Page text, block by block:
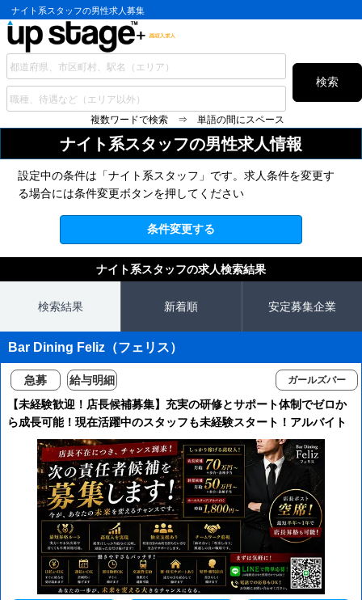
ナイト系スタッフの男性求人募集
検索
複数ワードで検索 ⇒ 単語の間にスペース
ナイト系スタッフの男性求人情報
設定中の条件は「ナイト系スタッフ」です。求人条件を変更す
る場合には条件変更ボタンを押してください
条件変更する
ナイト系スタッフの求人検索結果
検索結果 新着順 安定募集企業
Bar Dining Feliz（フェリス）
急募 給与明細 ガールズバー
【未経験歓迎！店長候補募集】充実の研修とサポート体制でゼロか
ら成長可能！現在活躍中のスタッフも未経験スタート！アルバイト
時給1800円以上＆全額日払いOK！幹部・店長候補は月給70万～
120も！